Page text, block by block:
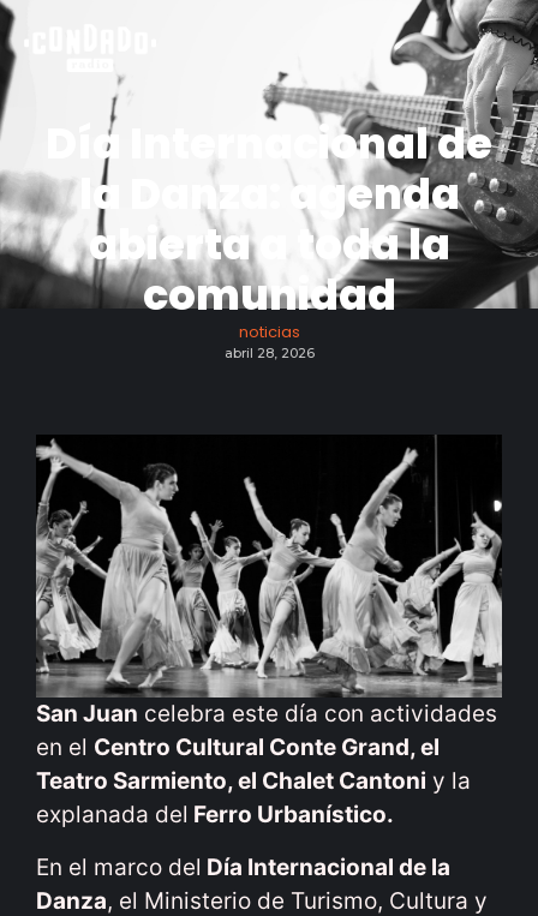
Día Internacional de
la Danza: agenda
abierta a toda la
comunidad
noticias
abril 28, 2026
San Juan celebra este día con actividades
en el Centro Cultural Conte Grand, el
Teatro Sarmiento, el Chalet Cantoni y la
explanada del Ferro Urbanístico.
En el marco del Día Internacional de la
Danza, el Ministerio de Turismo, Cultura y